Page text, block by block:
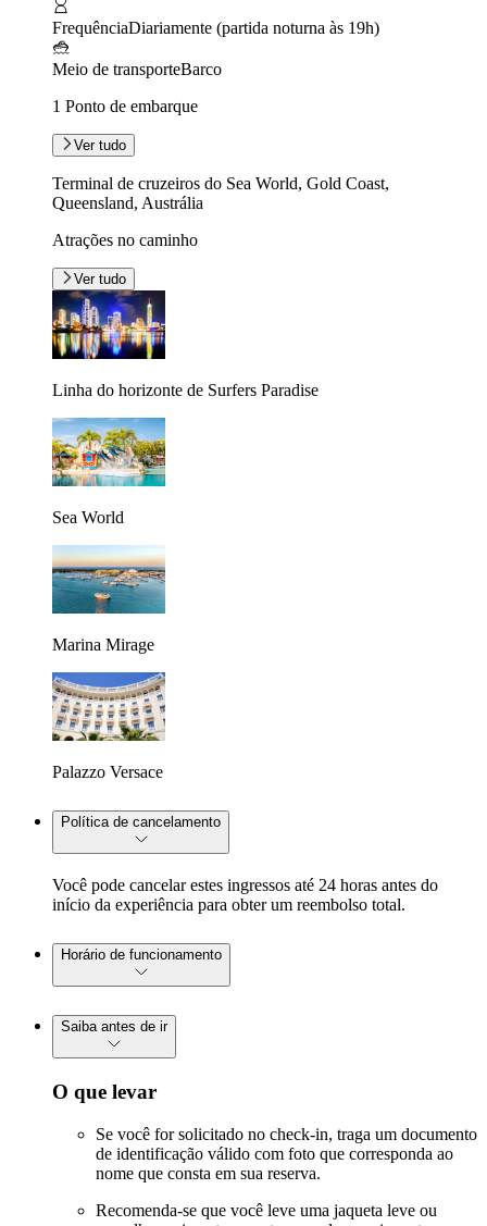
FrequênciaDiariamente (partida noturna às 19h)
Meio de transporteBarco
1 Ponto de embarque
Ver tudo
Terminal de cruzeiros do Sea World, Gold Coast,
Queensland, Austrália
Atrações no caminho
Ver tudo
Linha do horizonte de Surfers Paradise
Sea World
Marina Mirage
Palazzo Versace
Política de cancelamento
Você pode cancelar estes ingressos até 24 horas antes do
início da experiência para obter um reembolso total.
Horário de funcionamento
Saiba antes de ir
O que levar
Se você for solicitado no check-in, traga um documento
de identificação válido com foto que corresponda ao
nome que consta em sua reserva.
Recomenda-se que você leve uma jaqueta leve ou